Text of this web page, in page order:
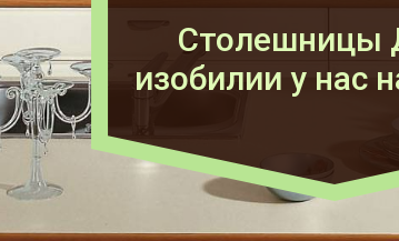
Столешницы
изобилии у нас